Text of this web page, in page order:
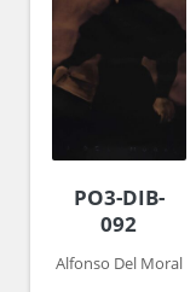
PO3-DIB-
092
Alfonso Del Moral